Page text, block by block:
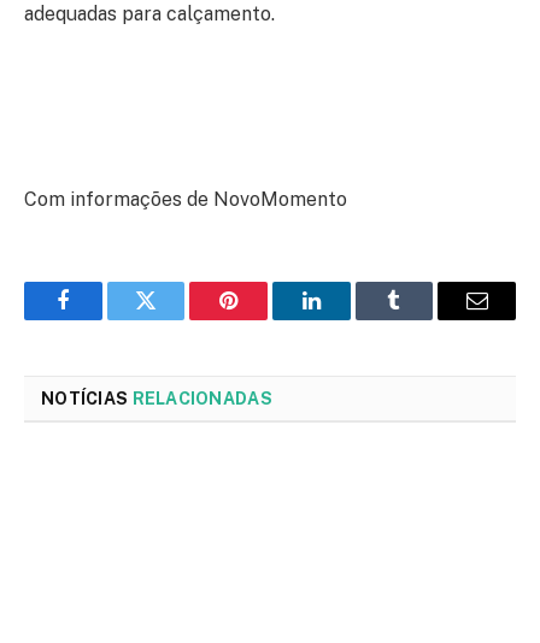
adequadas para calçamento.
Com informações de NovoMomento
FacebookTwitter Pinterest LinkedInTumblr Email
NOTÍCIAS RELACIONADAS